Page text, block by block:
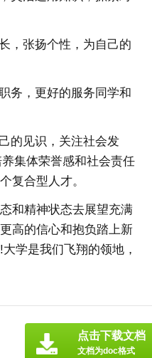
，张扬个性，为自己的
务，更好的服务同学和
的见识，关注社会发
集体荣誉感和社会责任
复合型人才。
和精神状态去展望充满
高的信心和抱负踏上新
学是我们飞翔的领地，
点击下载文档
文档为doc格式